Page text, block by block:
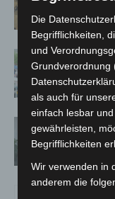
für
Die
Begrifflichkeiten,
und
Grundverordnung
als auch für
einfach lesbar
gewährleisten,
Begrifflichkeiten
Wir verwenden in
anderem die